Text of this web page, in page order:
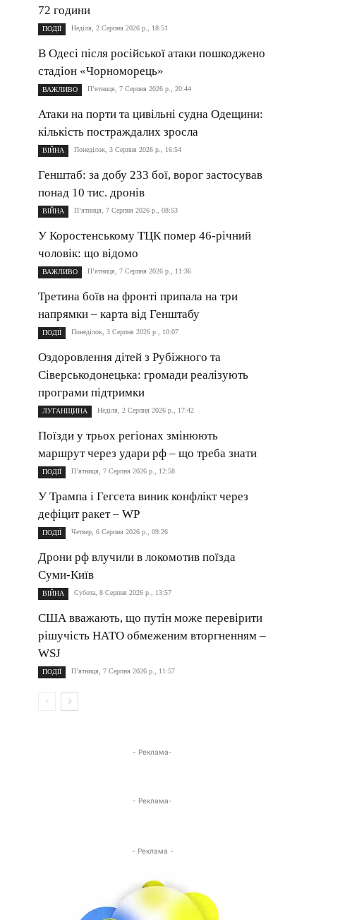
72 години
ПОДІЇ Неділя, 2 Серпня 2026 р., 18:51
В Одесі після російської атаки пошкоджено
стадіон «Чорноморець»
ВАЖЛИВО П’ятниця, 7 Серпня 2026 р., 20:44
Атаки на порти та цивільні судна Одещини:
кількість постраждалих зросла
ВІЙНА Понеділок, 3 Серпня 2026 р., 16:54
Генштаб: за добу 233 бої, ворог застосував
понад 10 тис. дронів
ВІЙНА П’ятниця, 7 Серпня 2026 р., 08:53
У Коростенському ТЦК помер 46-річний
чоловік: що відомо
ВАЖЛИВО П’ятниця, 7 Серпня 2026 р., 11:36
Третина боїв на фронті припала на три
напрямки – карта від Генштабу
ПОДІЇ Понеділок, 3 Серпня 2026 р., 10:07
Оздоровлення дітей з Рубіжного та
Сіверськодонецька: громади реалізують
програми підтримки
ЛУГАНЩИНА Неділя, 2 Серпня 2026 р., 17:42
Поїзди у трьох регіонах змінюють
маршрут через удари рф – що треба знати
ПОДІЇ П’ятниця, 7 Серпня 2026 р., 12:58
У Трампа і Гегсета виник конфлікт через
дефіцит ракет – WP
ПОДІЇ Четвер, 6 Серпня 2026 р., 09:26
Дрони рф влучили в локомотив поїзда
Суми-Київ
ВІЙНА Субота, 8 Серпня 2026 р., 13:57
США вважають, що путін може перевірити
рішучість НАТО обмеженим вторгненням –
WSJ
ПОДІЇ П’ятниця, 7 Серпня 2026 р., 11:57
- Реклама-
- Реклама-
- Реклама -